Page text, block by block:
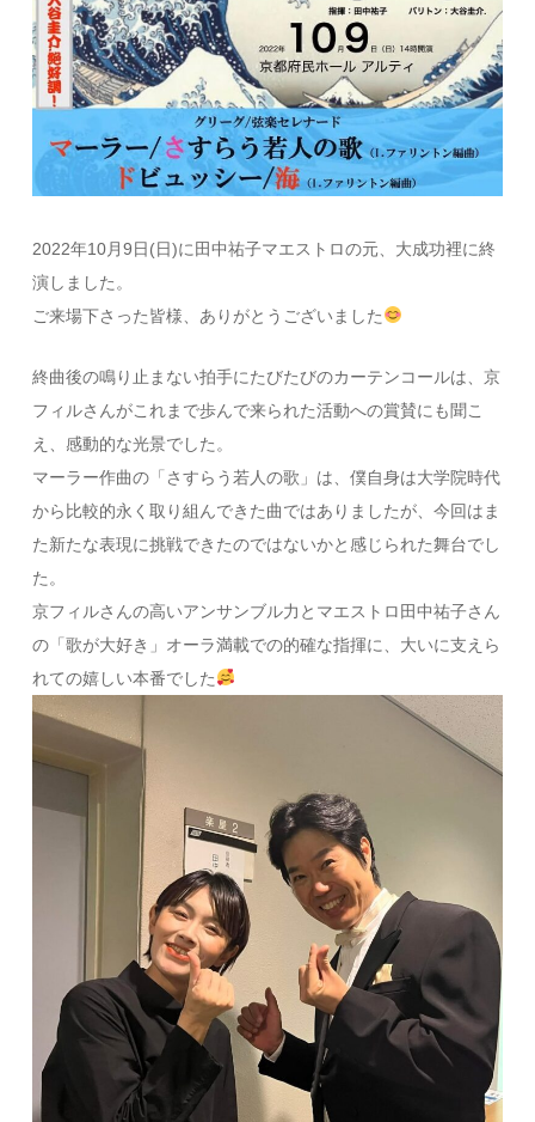
2022年10月9日(日)に田中祐子マエストロの元、大成功裡に終
演しました。
ご来場下さった皆様、ありがとうございました
終曲後の鳴り止まない拍手にたびたびのカーテンコールは、京
フィルさんがこれまで歩んで来られた活動への賞賛にも聞こ
え、感動的な光景でした。
マーラー作曲の「さすらう若人の歌」は、僕自身は大学院時代
から比較的永く取り組んできた曲ではありましたが、今回はま
た新たな表現に挑戦できたのではないかと感じられた舞台でし
た。
京フィルさんの高いアンサンブル力とマエストロ田中祐子さん
の「歌が大好き」オーラ満載での的確な指揮に、大いに支えら
れての嬉しい本番でした